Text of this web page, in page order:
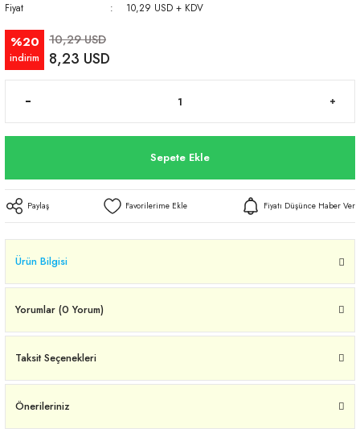
Fiyat
10,29 USD + KDV
%20
indirim
10,29 USD
8,23 USD
Sepete Ekle
Paylaş Fiyatı Düşünce Haber Ver
Ürün Bilgisi
Yorumlar (0 Yorum)
Taksit Seçenekleri
Önerileriniz